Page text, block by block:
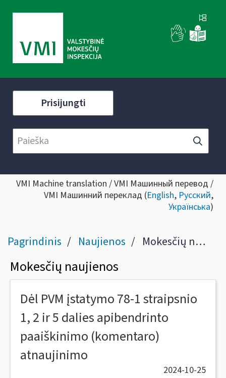
Prisijungti
VMI Machine translation / VMI Машинный перевод /
VMI Машинний переклад (English, Русский,
Українська)
Pagrindinis Naujienos Mokesčių naujienos
Mokesčių naujienos
Dėl PVM įstatymo 78-1 straipsnio
1, 2 ir 5 dalies apibendrinto
paaiškinimo (komentaro)
atnaujinimo
2024-10-25